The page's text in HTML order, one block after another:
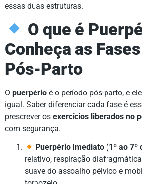
essas duas estruturas.
O que é
Conheça as
Pós-Parto
O puerpério é o período pós-parto, e
igual. Saber diferenciar cada fase é
prescrever os exercícios liberados no
com segurança.
Puerpério Imediato (1º ao 7º
relativo, respiração
suave do assoalho pélvico e